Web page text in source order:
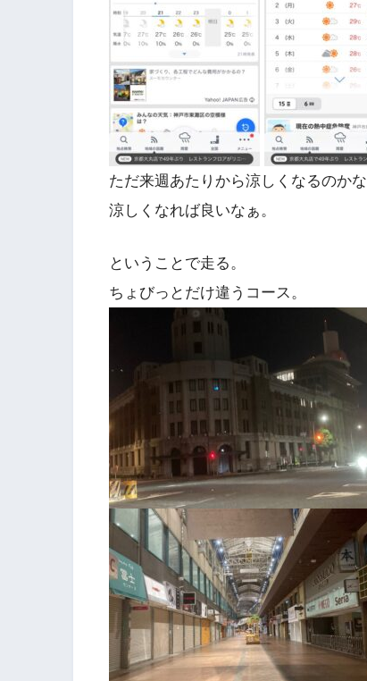
ただ来週あたりから涼しくなるのかな
涼しくなれば良いなぁ。
ということで走る。
ちょびっとだけ違うコース。